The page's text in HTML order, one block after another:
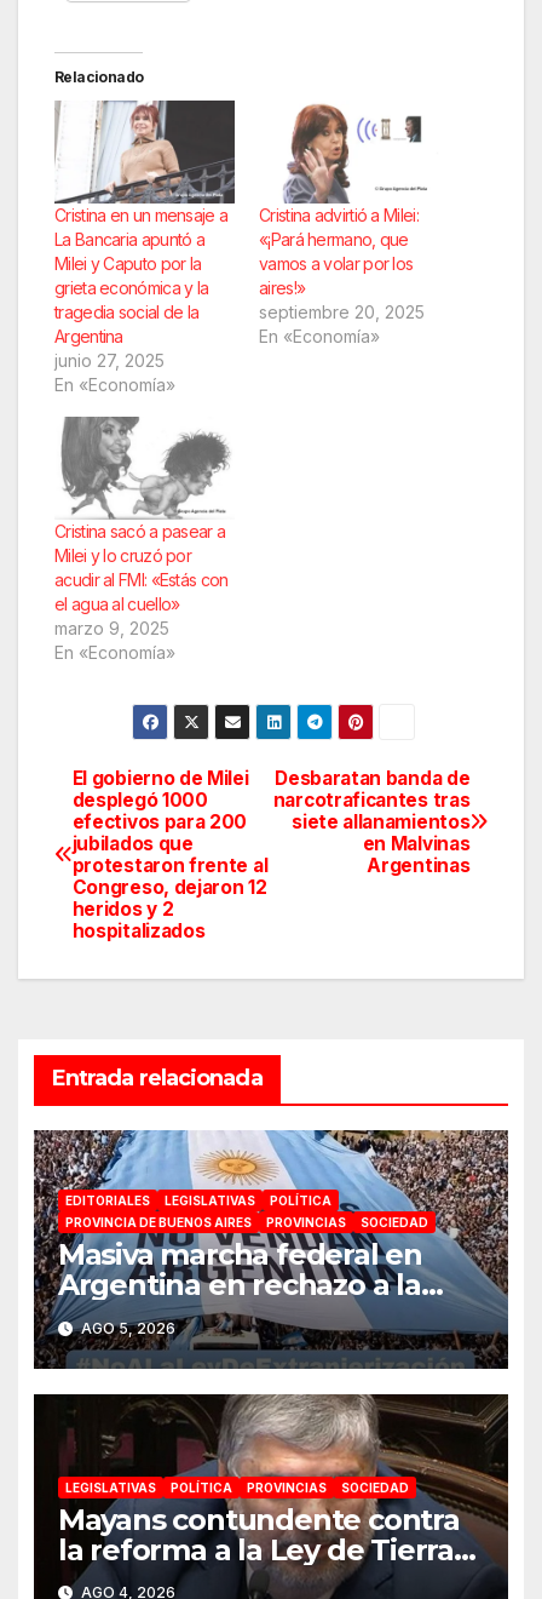
Relacionado
Cristina en un mensaje a
La Bancaria apuntó a
Milei y Caputo por la
grieta económica y la
tragedia social de la
Argentina
junio 27, 2025
En «Economía»
Cristina advirtió a Milei:
«¡Pará hermano, que
vamos a volar por los
aires!»
septiembre 20, 2025
En «Economía»
Cristina sacó a pasear a
Milei y lo cruzó por
acudir al FMI: «Estás con
el agua al cuello»
marzo 9, 2025
En «Economía»
Navegación
de
entradas
Desbaratan banda de
narcotraficantes tras
siete allanamientos
en Malvinas
Argentinas
El gobierno de Milei
desplegó 1000
efectivos para 200
jubilados que
protestaron frente al
Congreso, dejaron 12
heridos y 2
hospitalizados
Entrada relacionada
EDITORIALES LEGISLATIVAS
POLÍTICA
PROVINCIA DE BUENOS AIRES
PROVINCIAS SOCIEDAD
Masiva marcha federal en
Argentina en rechazo a la
reforma de la Ley de Tierras
impulsada por Milei: «La
soberanía no se negocia»
AGO 5, 2026
LEGISLATIVAS POLÍTICA PROVINCIAS SOCIEDAD
Mayans contundente contra
la reforma a la Ley de Tierras:
«Esta ley vende el país»
AGO 4, 2026